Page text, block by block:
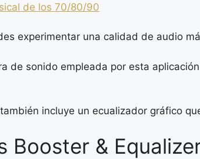
de los 70/80/90
experimentar una calidad de audio
de sonido empleada por esta
incluye un ecualizador gráfico
Booster &